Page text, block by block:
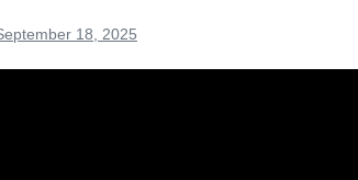
18, 2025